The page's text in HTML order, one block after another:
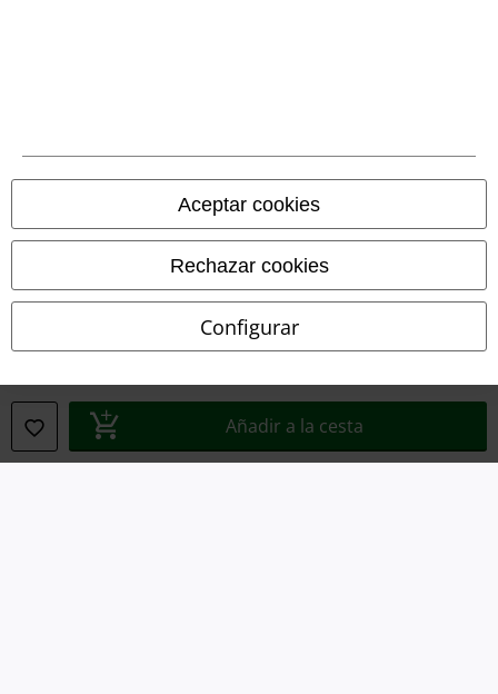
Aceptar cookies
Rechazar cookies
Configurar
Añadir a la cesta
Ley protección de datos
Eliminación de residuos y protección del medioambiente
Declaración de Conformidad
Información sobre accesibilidad
Cancelar pedido